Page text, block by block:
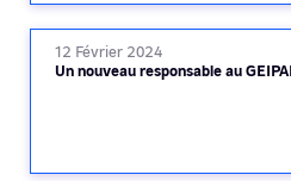
12 Février 2024
Un nouveau responsable au